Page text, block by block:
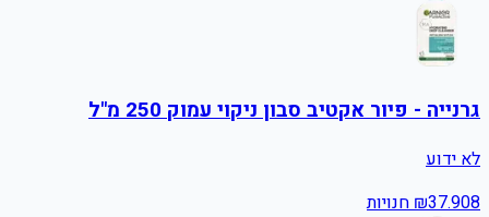
גרנייה - פיור אקטיב סבון ניקוי עמוק 250 מ"ל
לא ידוע
₪37.908 חנויות